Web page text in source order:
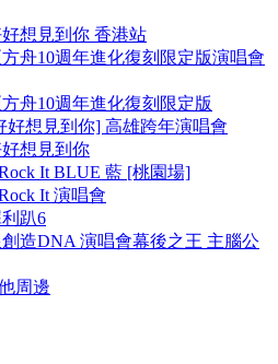
好想見到你 香港站
方舟10週年進化復刻限定版演唱會
方舟10週年進化復刻限定版
好想見到你] 高雄跨年演唱會
好想見到你
Rock It BLUE 藍 [桃園場]
It 演唱會
趴6
創造DNA 演唱會幕後之王 主腦公
周邊